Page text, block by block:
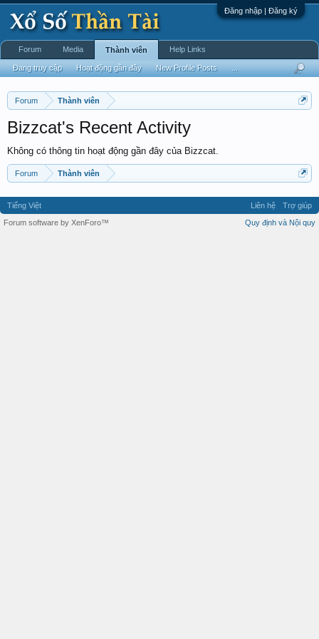
Đăng nhập | Đăng ký
Forum Thành viên
Bizzcat's Recent Activity
Không có thông tin hoạt động gần đây của Bizzcat.
Forum Thành viên
Forum Media Thành viên
Đang truy cập Hoạt động gần đây New Profile Posts
Help Links
Tiếng Việt Liên hệ
Trợ giúp
Quy định và Nội quy
Forum software by XenForo™